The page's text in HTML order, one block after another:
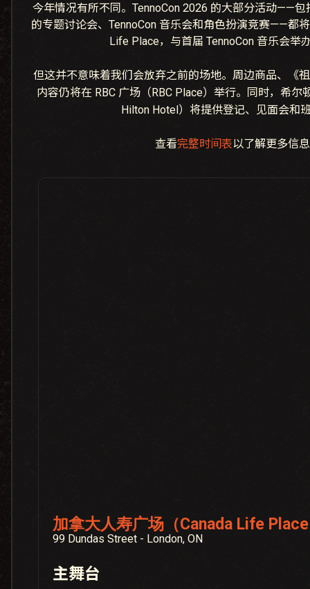
今年情况有所不同。TennoCon 2026 的大部分活动——包
的专题讨论会、TennoCon 音乐会和角色扮演竞赛——都
Life Place，与首届 TennoCon 音乐会举
但这并不意味着我们会放弃之前的场地。周边商品、《
内容仍将在 RBC 广场（RBC Place）举行。同时，希尔
Hilton Hotel）将提供登记、见面会和
查看完整时间表以了解更多信
加拿大人寿广场（Canada Life
99 Dundas Street - London, ON
主舞台